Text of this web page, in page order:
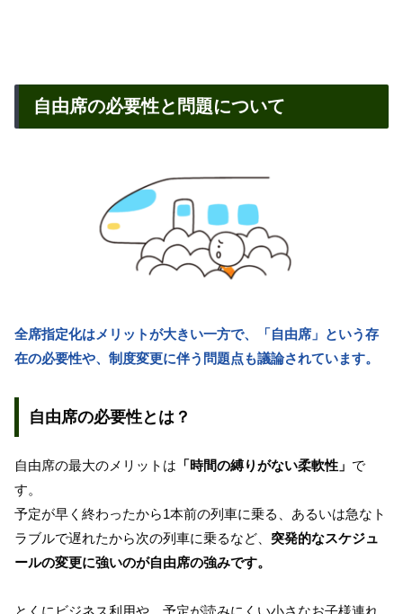
自由席の必要性と問題について
全席指定化はメリットが大きい一方で、「自由席」という存
在の必要性や、制度変更に伴う問題点も議論されています。
自由席の必要性とは？
自由席の最大のメリットは 「時間の縛りがない柔軟性」 で
す。
予定が早く終わったから1本前の列車に乗る、あるいは急なト
ラブルで遅れたから次の列車に乗るなど、 突発的なスケジュ
ールの変更に強いのが自由席の強みです。
とくにビジネス利用や、予定が読みにくい小さなお子様連れ